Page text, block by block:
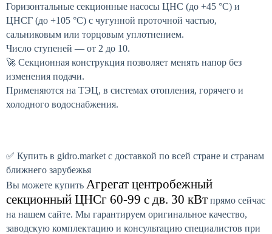
Горизонтальные секционные насосы ЦНС (до +45 °C) и
ЦНСГ (до +105 °C) с чугунной проточной частью,
сальниковым или торцовым уплотнением.
Число ступеней — от 2 до 10.
🚀 Секционная конструкция позволяет менять напор без
изменения подачи.
Применяются на ТЭЦ, в системах отопления, горячего и
холодного водоснабжения.
✅ Купить в gidro.market с доставкой по всей стране и странам
ближнего зарубежья
Вы можете купить Агрегат центробежный
секционный ЦНСг 60-99 с дв. 30 кВт прямо сейчас
на нашем сайте. Мы гарантируем оригинальное качество,
заводскую комплектацию и консультацию специалистов при